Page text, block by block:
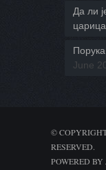
Да ли
June
©
POWERED BY